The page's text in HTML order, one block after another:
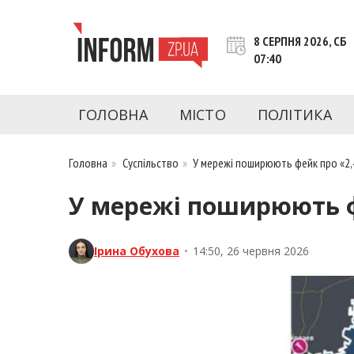
INFORM.ZP.UA – це інформаційний
Запоріжжя та Запорізької області на день.
8 СЕРПНЯ 2026, СБ
07:40
ГОЛОВНА МІСТО ПОЛІТИКА
Головна » Суспільство »У мережі поширюють фейк про
У мережі поширюють
Ірина Обухова • 14:50, 26 червня 2026